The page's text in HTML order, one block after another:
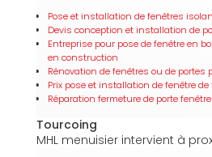
Pose et installation de fenêtres
Devis conception et installation de
Entreprise pour pose de fenêtre en
en construction
Rénovation de fenêtres ou de portes
Prix pose et installation de fenêtre
Réparation fermeture de porte
Tourcoing
MHL menuisier intervient à